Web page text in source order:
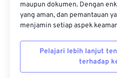
maupun dokumen. Dengan
yang aman, dan pemantauan
menjamin setiap aspek
Pelajari lebih lanjut
terhadap